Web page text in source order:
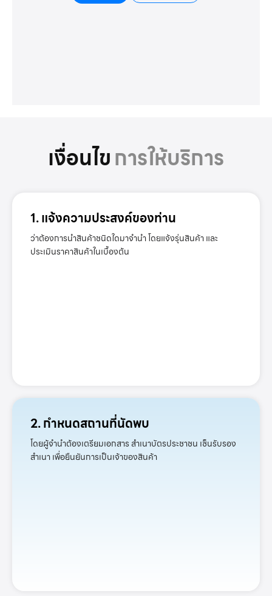
เงื่อนไขการให้บริการ
1. แจ้งความประสงค์ของท่าน
ว่าต้องการนำสินค้าชนิดใดมาจำนำ โดยแจ้งรุ่นสินค้า และ
ประเมินราคาสินค้าในเบื้องต้น
2. กำหนดสถานที่นัดพบ
โดยผู้จำนำต้องเตรียมเอกสาร สำเนาบัตรประชาชน เซ็นรับรอง
สำเนา เพื่อยืนยันการเป็นเจ้าของสินค้า